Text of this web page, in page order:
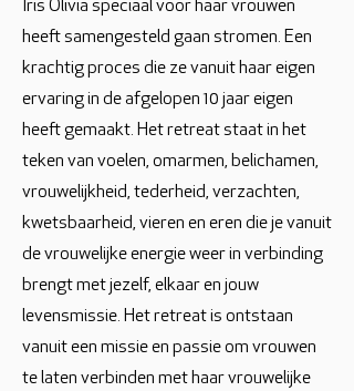
Iris Olivia speciaal voor haar vrouwen
heeft samengesteld gaan stromen. Een
krachtig proces die ze vanuit haar eigen
ervaring in de afgelopen 10 jaar eigen
heeft gemaakt. Het retreat staat in het
teken van voelen, omarmen, belichamen,
vrouwelijkheid, tederheid, verzachten,
kwetsbaarheid, vieren en eren die je vanuit
de vrouwelijke energie weer in verbinding
brengt met jezelf, elkaar en jouw
levensmissie. Het retreat is ontstaan
vanuit een missie en passie om vrouwen
te laten verbinden met haar vrouwelijke